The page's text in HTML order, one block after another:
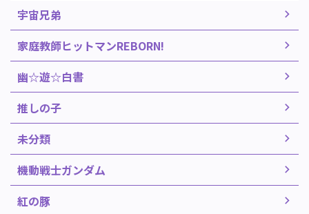
宇宙兄弟
家庭教師ヒットマンREBORN!
幽☆遊☆白書
推しの子
未分類
機動戦士ガンダム
紅の豚